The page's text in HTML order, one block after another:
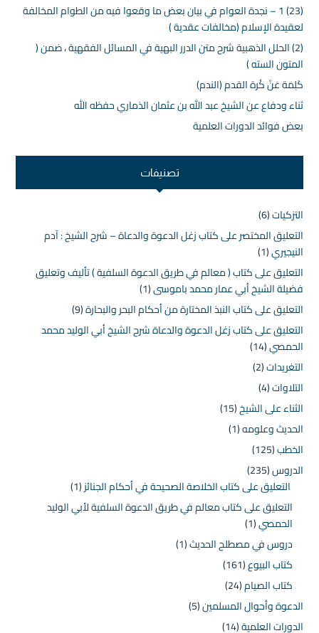
(23) 1 – نجدة العوام في بيان بعض ما وقعوا فيه من الطوام المخالفة
لعقيدة الإسلام (مخالفات عقدية )
(2) الحلل الذهبية شرح متن الدرر البهية في المسائل الفقهية ، ضمن (
المتون السته )
كَلِمَة عَنْ كُرة القدم (الندم)
ثناء ودفاع عن الشيخ عبد الله بن عثمان الذماري حفظه الله
بعض فوائد الدورات العلمية
تصنيفات
التزكيات(6)
التعليق المختصر على كتاب زغل الدعوة والدعاة – شرح الشيخ : آدم
النيجيري(1)
التعليق على كتاب ( معالم في طريق الدعوة السلفية ) تأليف وتعليق
فضيلة الشيخ أبي عمار محمد باموسى(1)
التعليق على كتاب النبذ المختارة من أحكام البحر والبحارة(9)
التعليق على كتاب زغل الدعوة والدعاة شرح الشيخ أبي الوليد محمد
الحمصي(14)
التغريدات(2)
التلاوات(4)
الثناء على الشيخ(15)
الحديث وعلومه(1)
الخطب(125)
الدروس(235)
التعليق على كتاب الخلاصة الصحيحة في أحكام الجنائز(1)
التعليق على كتاب معالم في طريق الدعوة السلفية لأبي الوليد
الحمصي(1)
دروس في مصطلح الحديث(1)
كتاب البيوع(161)
كتاب الصيام(24)
الدعوة وأحوال المسلمين(5)
الدورات العلمية(14)